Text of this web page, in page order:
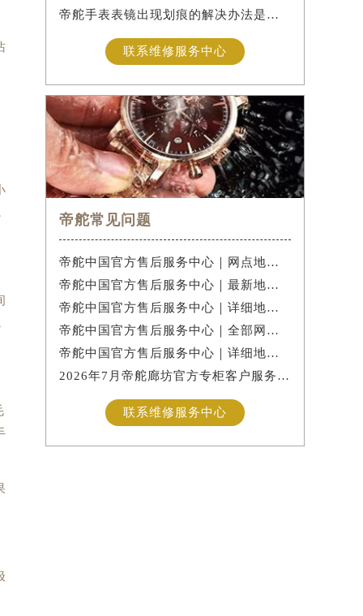
帝舵手表表镜出现划痕的解决办法是什么？
联系维修服务中心
帝舵常见问题
帝舵中国官方售后服务中心｜网点地址与售后电话权威信息公示（2026年7月最新）
帝舵中国官方售后服务中心｜最新地址及官方售后热线权威信息公示（2026年7月最新）
帝舵中国官方售后服务中心｜详细地址与售后服务电话权威信息公示（2026年7月最新）
帝舵中国官方售后服务中心｜全部网点地址与热线权威信息公示（2026年7月最新）
帝舵中国官方售后服务中心｜详细地址与官方电话权威信息公示（2026年7月最新）
2026年7月帝舵廊坊官方专柜客户服务热线核验+门店攻略
联系维修服务中心